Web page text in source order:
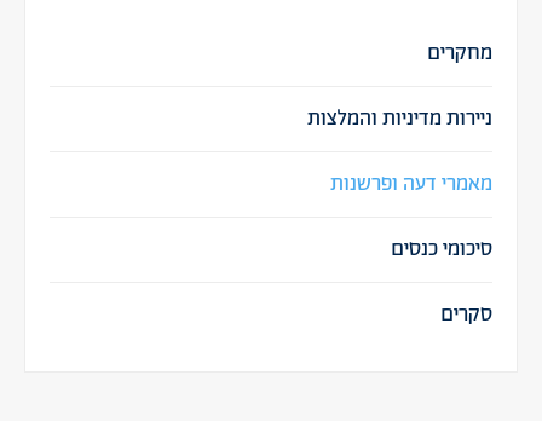
מחקרים
ניירות מדיניות והמלצות
מאמרי דעה ופרשנות
סיכומי כנסים
סקרים